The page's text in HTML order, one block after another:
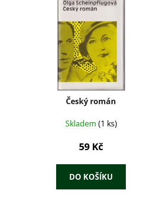
Český román
Skladem (1 ks)
59 Kč
DO KOŠÍKU